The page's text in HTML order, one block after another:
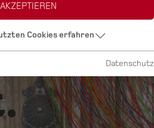
Cookies erfahren
Datenschutz